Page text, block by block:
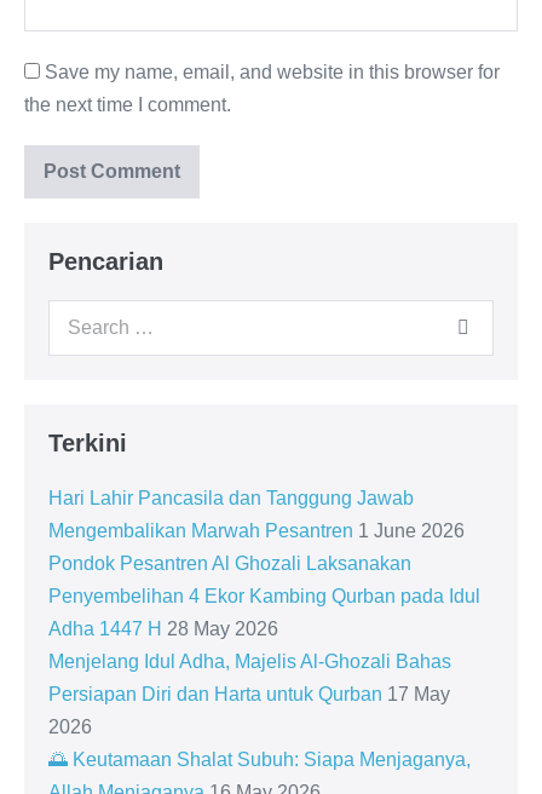
Save my name, email, and website in this browser for
the next time I comment.
Pencarian
Search
Terkini
Hari Lahir Pancasila dan Tanggung Jawab
Mengembalikan Marwah Pesantren 1 June 2026
Pondok Pesantren Al Ghozali Laksanakan
Penyembelihan 4 Ekor Kambing Qurban pada Idul
Adha 1447 H 28 May 2026
Menjelang Idul Adha, Majelis Al-Ghozali Bahas
Persiapan Diri dan Harta untuk Qurban 17 May
2026
🌅 Keutamaan Shalat Subuh: Siapa Menjaganya,